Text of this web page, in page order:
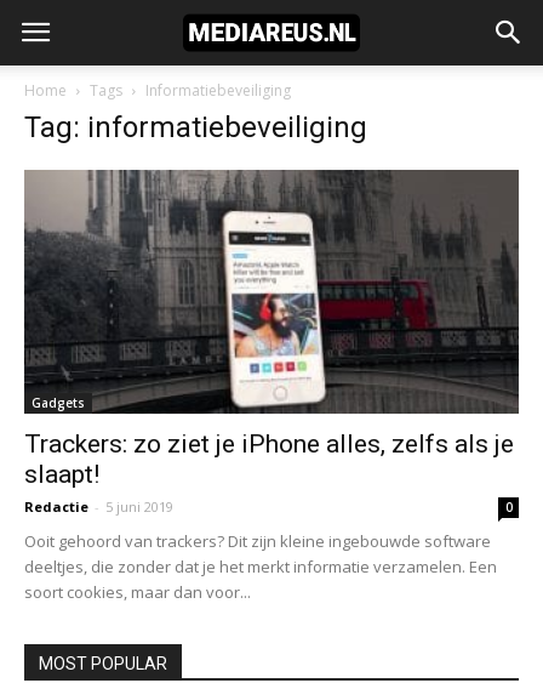
Home Tags Informatiebeveiliging
Tag: informatiebeveiliging
Gadgets
Trackers: zo ziet je iPhone alles, zelfs als je
slaapt!
Redactie - 5 juni 2019 0
Ooit gehoord van trackers? Dit zijn kleine ingebouwde software
deeltjes, die zonder dat je het merkt informatie verzamelen. Een
soort cookies, maar dan voor...
MOST POPULAR